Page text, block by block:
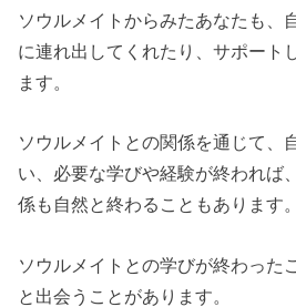
ソウルメイトからみたあなたも、
に連れ出してくれたり、サポート
ます。
ソウルメイトとの関係を通じて、
い、必要な学びや経験が終われば
係も自然と終わることもあります。
ソウルメイトとの学びが終わった
と出会うことがあります。